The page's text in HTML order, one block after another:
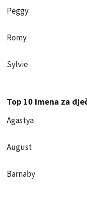
Peggy
Romy
Sylvie
Top 10 imena za
Agastya
August
Barnaby